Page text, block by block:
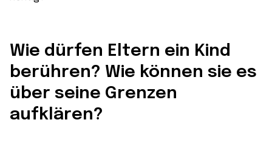
Wie dürfen Eltern ein Kind
berühren? Wie können sie es
über seine Grenzen
aufklären?